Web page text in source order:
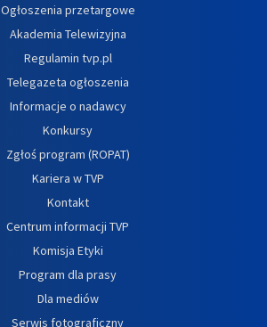
Ogłoszenia przetargowe
Akademia Telewizyjna
Regulamin tvp.pl
Telegazeta ogłoszenia
Informacje o nadawcy
Konkursy
Zgłoś program (ROPAT)
Kariera w TVP
Kontakt
Centrum informacji TVP
Komisja Etyki
Program dla prasy
Dla mediów
Serwis fotograficzny